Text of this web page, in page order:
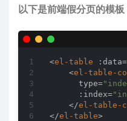
以下是前端假分页的模板
<el-table :data=
<el-table-
type=
:index=
</el-table-
</el-table>